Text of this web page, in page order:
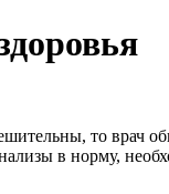
то врач
в норму,